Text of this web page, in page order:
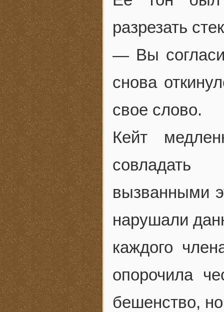
разрезать
— Вы
снова
свое слово.
Кейт
вызванными
нарушали
каждого
опорочила
бешенство,